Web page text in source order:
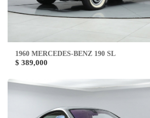
1960 MERCEDES-BENZ 190 SL
$ 389,000